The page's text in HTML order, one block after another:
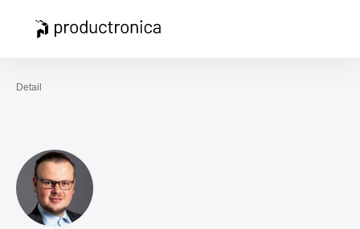
Open navigation
To the homepage
Detail